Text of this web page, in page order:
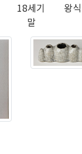
18세기
말
왕